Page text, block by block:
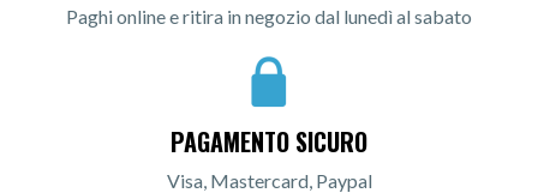
Paghi online e ritira in negozio dal lunedì al sabato
PAGAMENTO SICURO
Visa, Mastercard, Paypal